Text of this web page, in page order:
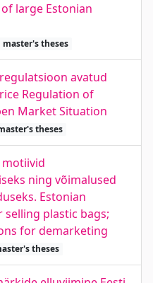
large Estonian
master's theses
avatud
Regulation of
Market Situation
theses
ning võimalused
Estonian
plastic bags;
for demarketing
theses